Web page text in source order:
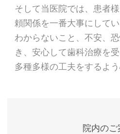
そして当医院では、患者
頼関係を一番大事にしてい
わからないこと、不安、
き、安心して歯科治療を
多種多様の工夫をするよう
院内のご